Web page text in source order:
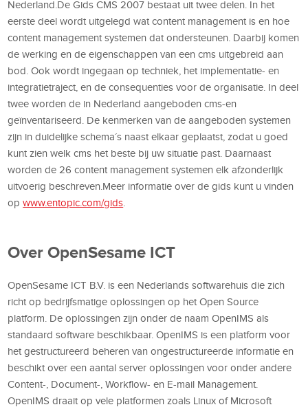
Nederland.De Gids CMS 2007 bestaat uit twee delen. In het
eerste deel wordt uitgelegd wat content management is en hoe
content management systemen dat ondersteunen. Daarbij komen
de werking en de eigenschappen van een cms uitgebreid aan
bod. Ook wordt ingegaan op techniek, het implementatie- en
integratietraject, en de consequenties voor de organisatie. In deel
twee worden de in Nederland aangeboden cms-en
geïnventariseerd. De kenmerken van de aangeboden systemen
zijn in duidelijke schema´s naast elkaar geplaatst, zodat u goed
kunt zien welk cms het beste bij uw situatie past. Daarnaast
worden de 26 content management systemen elk afzonderlijk
uitvoerig beschreven.Meer informatie over de gids kunt u vinden
opwww.entopic.com/gids
Over OpenSesame ICT
OpenSesame ICT B.V. is een Nederlands softwarehuis die zich
richt op bedrijfsmatige oplossingen op het Open Source
platform. De oplossingen zijn onder de naam OpenIMS als
standaard software beschikbaar. OpenIMS is een platform voor
het gestructureerd beheren van ongestructureerde informatie en
beschikt over een aantal server oplossingen voor onder andere
Content-, Document-, Workflow- en E-mail Management.
OpenIMS draait op vele platformen zoals Linux of Microsoft